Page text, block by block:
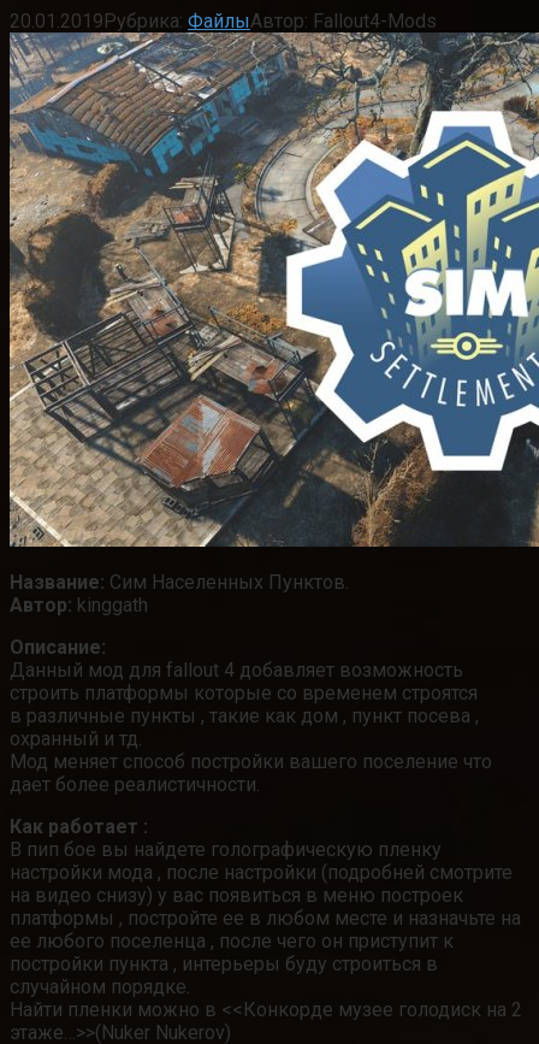
20.01.2019Рубрика: ФайлыАвтор: Fallout4-Mods
Название: Сим Населенных Пунктов.
Автор: kinggath
Описание:
Данный мод для fallout 4 добавляет возможность
строить платформы которые со временем строятся
в различные пункты , такие как дом , пункт посева ,
охранный и тд.
Мод меняет способ постройки вашего поселение что
дает более реалистичности.
Как работает :
В пип бое вы найдете голографическую пленку
настройки мода , после настройки (подробней смотрите
на видео снизу) у вас появиться в меню построек
платформы , постройте ее в любом месте и назначьте на
ее любого поселенца , после чего он приступит к
постройки пункта , интерьеры буду строиться в
случайном порядке.
Найти пленки можно в <<Конкорде музее голодиск на 2
этаже…>>(Nuker Nukerov)